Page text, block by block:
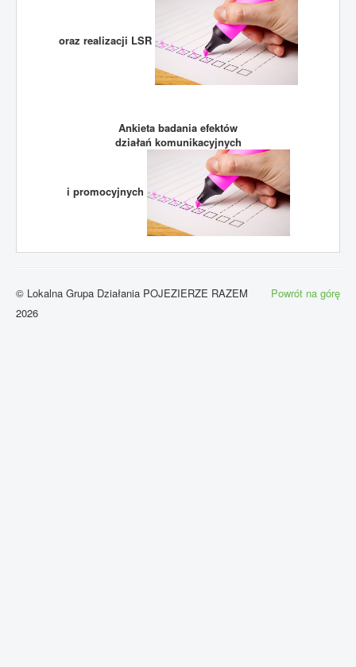
oraz realizacji LSR
Ankieta badania efektów
działań komunikacyjnych
i promocyjnych
Powrót na górę
© Lokalna Grupa Działania POJEZIERZE RAZEM
2026